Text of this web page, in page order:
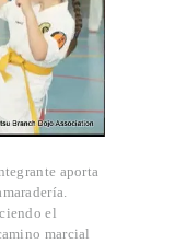
aporta
el
marcial